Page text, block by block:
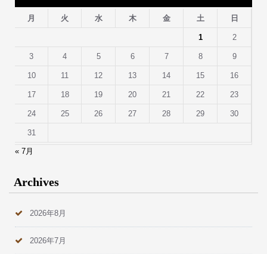
月 火 水 木 金 土 日
1 2
3 4 5 6 7 8 9
10 11 12 13 14 15 16
17 18 19 20 21 22 23
24 25 26 27 28 29 30
31
« 7月
Archives
2026年8月
2026年7月